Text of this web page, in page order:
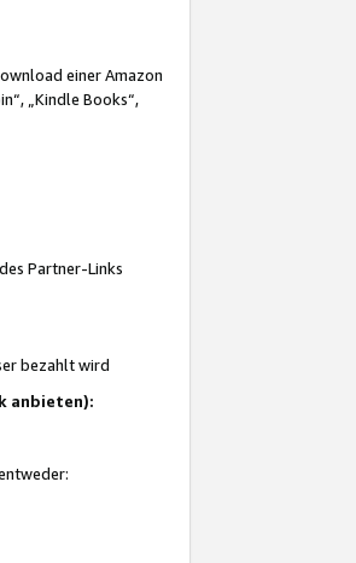
einer Amazon
„Kindle Books“,
Partner-Links
bezahlt wird
anbieten):